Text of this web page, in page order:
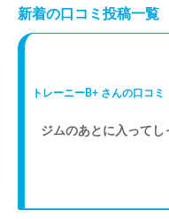
新着の口コミ投稿一覧
トレーニーB+ さんの口コミ
ジムのあとに入って